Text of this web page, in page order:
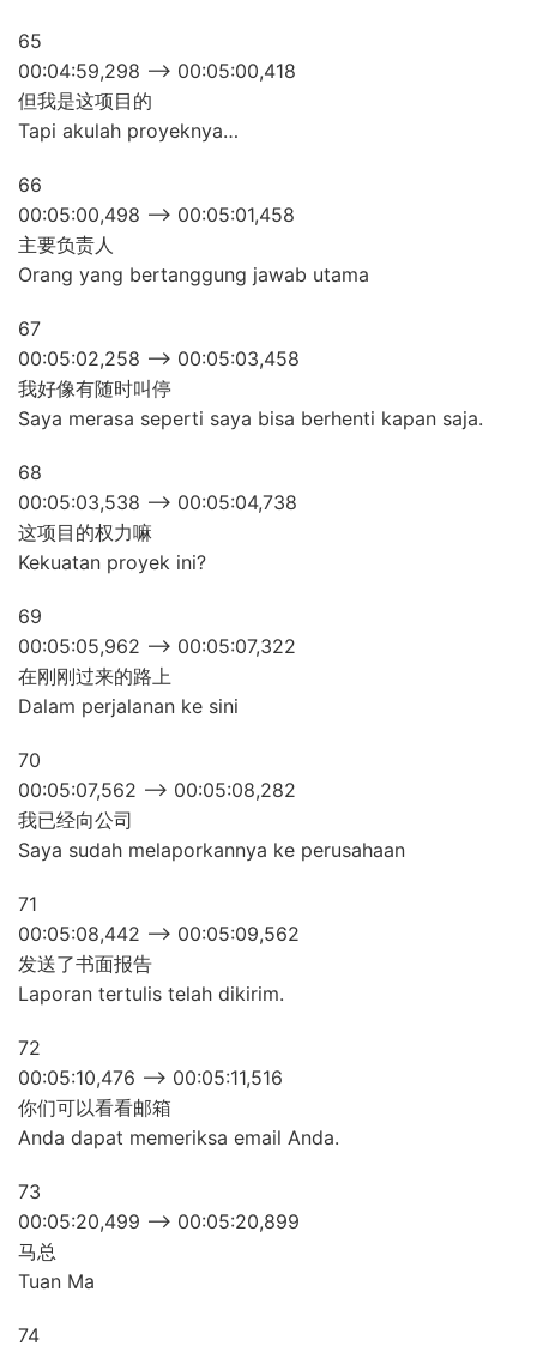
65
00:04:59,298 –> 00:05:00,418
但我是这项目的
Tapi akulah proyeknya…
66
00:05:00,498 –> 00:05:01,458
主要负责人
Orang yang bertanggung jawab utama
67
00:05:02,258 –> 00:05:03,458
我好像有随时叫停
Saya merasa seperti saya bisa berhenti kapan saja.
68
00:05:03,538 –> 00:05:04,738
这项目的权力嘛
Kekuatan proyek ini?
69
00:05:05,962 –> 00:05:07,322
在刚刚过来的路上
Dalam perjalanan ke sini
70
00:05:07,562 –> 00:05:08,282
我已经向公司
Saya sudah melaporkannya ke perusahaan
71
00:05:08,442 –> 00:05:09,562
发送了书面报告
Laporan tertulis telah dikirim.
72
00:05:10,476 –> 00:05:11,516
你们可以看看邮箱
Anda dapat memeriksa email Anda.
73
00:05:20,499 –> 00:05:20,899
马总
Tuan Ma
74